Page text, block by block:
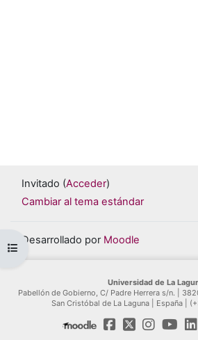
Abrir índice del curso
Invitado (Acceder)
Cambiar al tema estándar
Desarrollado por Moodle
Universidad de La
Pabellón de Gobierno, C/ Padre Herrera s/n. |
San Cristóbal de La Laguna | España |